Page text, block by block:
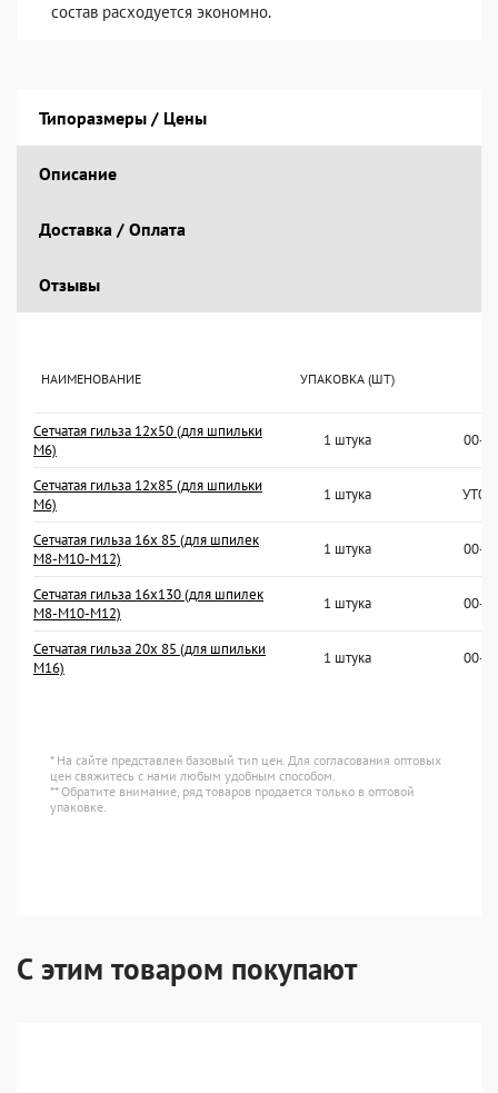
состав расходуется экономно.
Типоразмеры / Цены
Описание
Доставка / Оплата
Отзывы
НАИМЕНОВАНИЕ УПАКОВКА (ШТ)
Сетчатая гильза 12х50 (для шпильки
M6)
1 штука 00-
Сетчатая гильза 12х85 (для шпильки
M6)
1 штука
Сетчатая гильза 16х 85 (для шпилек
M8-M10-M12)
1 штука 00-
Сетчатая гильза 16х130 (для шпилек
M8-M10-M12)
1 штука 00-
Сетчатая гильза 20х 85 (для шпильки
M16)
1 штука 00-
* На сайте представлен базовый тип цен. Для согласования оптовых
цен свяжитесь с нами любым удобным способом.
** Обратите внимание, ряд товаров продается только в оптовой
упаковке.
С этим товаром покупают